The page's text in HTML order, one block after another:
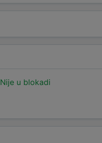
Nije u blokadi